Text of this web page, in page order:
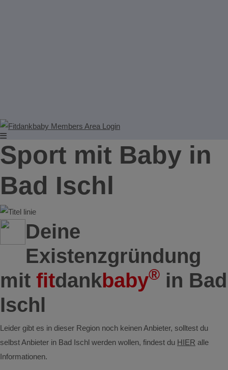
Sport mit Baby in
Bad Ischl
Deine
Existenzgründung
mit fitdankbaby® in Bad
Ischl
Leider gibt es in dieser Region noch keinen Anbieter, solltest du
selbst Anbieter in Bad Ischl werden wollen, findest du HIER alle
Informationen.